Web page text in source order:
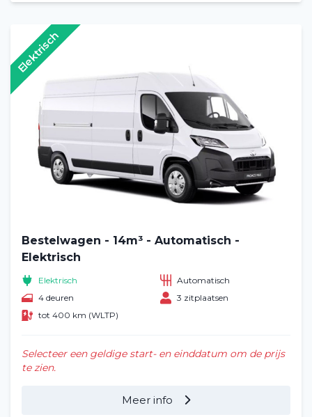
Bestelwagen - 14m³ - Automatisch -
Elektrisch
Elektrisch
Automatisch
4 deuren
3 zitplaatsen
tot 400 km (WLTP)
Selecteer een geldige start- en einddatum om de prijs
te zien.
Meer info
Elektrisch